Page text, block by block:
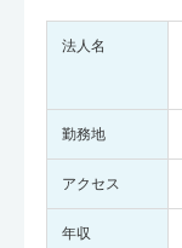
法人名
勤務地
アクセス
年収